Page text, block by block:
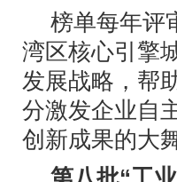
榜单每年评
湾区核心引擎
发展战略，帮
分激发企业自
创新成果的大